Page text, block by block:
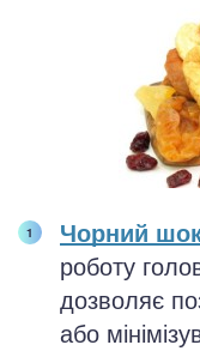
Чорний
роботу
дозволяє
або